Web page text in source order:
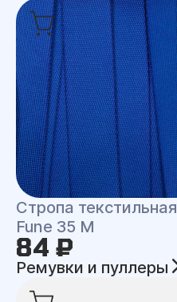
Стропа текстильная
Fune 35 M
84 ₽
Ремувки и пуллеры